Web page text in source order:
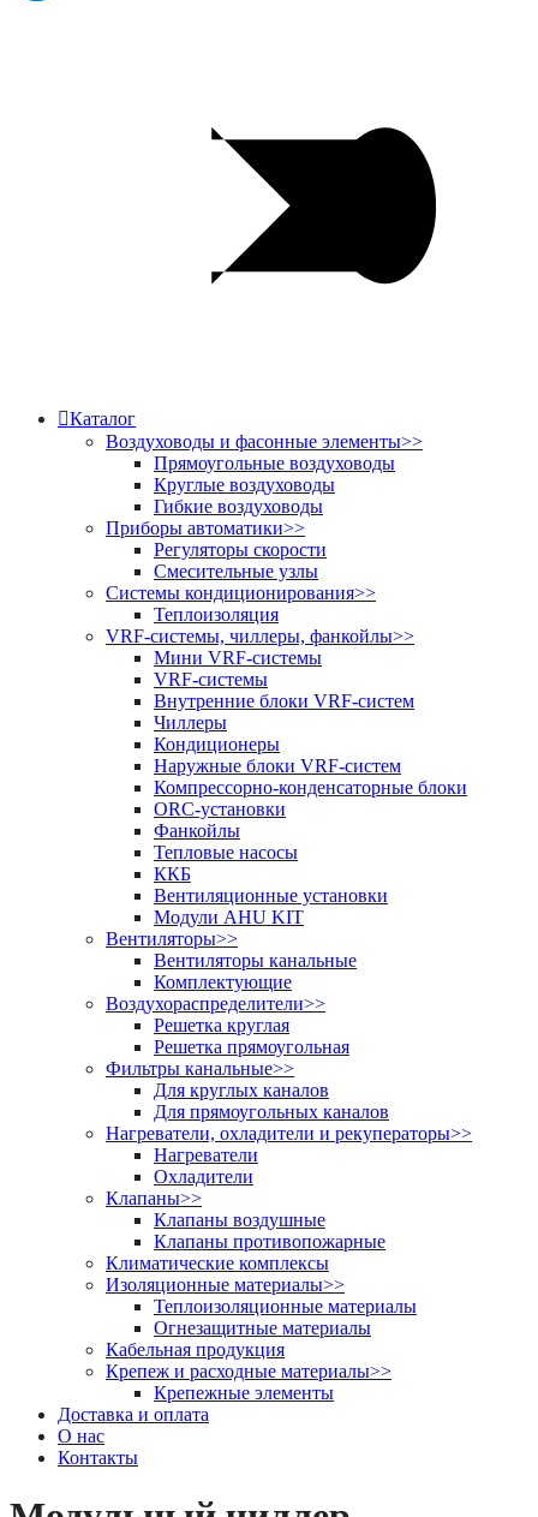
Каталог
Воздуховоды и фасонные элементы>>
Прямоугольные воздуховоды
Круглые воздуховоды
Гибкие воздуховоды
Приборы автоматики>>
Регуляторы скорости
Смесительные узлы
Системы кондиционирования>>
Теплоизоляция
VRF-системы, чиллеры, фанкойлы>>
Мини VRF-системы
VRF-системы
Внутренние блоки VRF-систем
Чиллеры
Кондиционеры
Наружные блоки VRF-систем
Компрессорно-конденсаторные блоки
ORC-установки
Фанкойлы
Тепловые насосы
ККБ
Вентиляционные установки
Модули AHU KIT
Вентиляторы>>
Вентиляторы канальные
Комплектующие
Воздухораспределители>>
Решетка круглая
Решетка прямоугольная
Фильтры канальные>>
Для круглых каналов
Для прямоугольных каналов
Нагреватели, охладители и рекуператоры>>
Нагреватели
Охладители
Клапаны>>
Клапаны воздушные
Клапаны противопожарные
Климатические комплексы
Изоляционные материалы>>
Теплоизоляционные материалы
Огнезащитные материалы
Кабельная продукция
Крепеж и расходные материалы>>
Крепежные элементы
Доставка и оплата
О нас
Контакты